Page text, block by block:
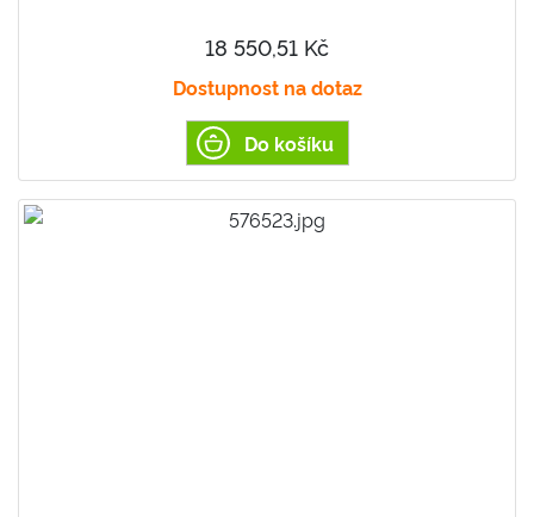
18 550,51 Kč
Dostupnost na dotaz
Do košíku